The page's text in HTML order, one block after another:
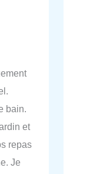
bain.
et
repas
Je